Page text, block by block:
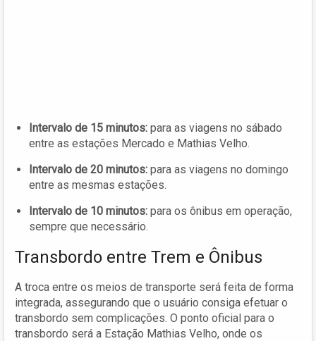
Intervalo de 15 minutos: para as viagens no sábado
entre as estações Mercado e Mathias Velho.
Intervalo de 20 minutos: para as viagens no domingo
entre as mesmas estações.
Intervalo de 10 minutos: para os ônibus em operação,
sempre que necessário.
Transbordo entre Trem e Ônibus
A troca entre os meios de transporte será feita de forma
integrada, assegurando que o usuário consiga efetuar o
transbordo sem complicações. O ponto oficial para o
transbordo será a Estação Mathias Velho, onde os